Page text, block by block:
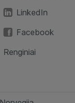
LinkedIn
Facebook
Renginiai